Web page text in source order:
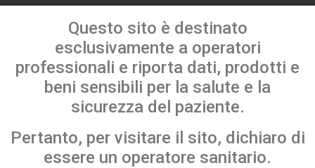
Questo sito è destinato
esclusivamente a operatori
professionali e riporta dati, prodotti e
beni sensibili per la salute e la
sicurezza del paziente.
Pertanto, per visitare il sito, dichiaro di
essere un operatore sanitario.